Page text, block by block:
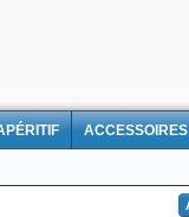
ACCESSOIRES